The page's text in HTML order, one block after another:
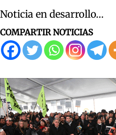
Noticia en desarrollo…
COMPARTIR NOTICIAS